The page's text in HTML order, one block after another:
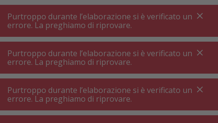
A +++
A+++
A +++
A+++
MyPost
MyPost
MENU RICERCA
Aria ambiente Diffusore aromi
Diffusore aromi ⋅ rinfrescante aria
Filtri prodotto
Purtroppo durante l’elaborazione si è verificato un
errore. La preghiamo di riprovare.
Purtroppo durante l’elaborazione si è verificato un
errore. La preghiamo di riprovare.
Purtroppo durante l’elaborazione si è verificato un
errore. La preghiamo di riprovare.